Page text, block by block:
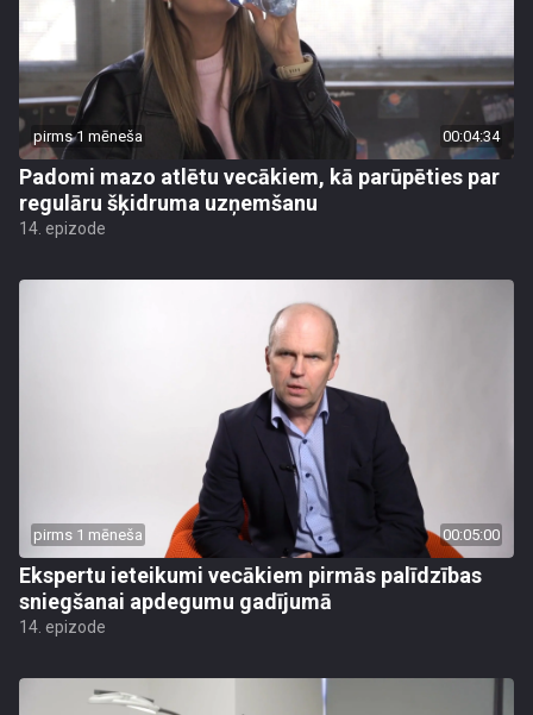
pirms 1 mēneša 00:04:34
Padomi mazo atlētu vecākiem, kā parūpēties par
regulāru šķidruma uzņemšanu
14. epizode
pirms 1 mēneša 00:05:00
Ekspertu ieteikumi vecākiem pirmās palīdzības
sniegšanai apdegumu gadījumā
14. epizode